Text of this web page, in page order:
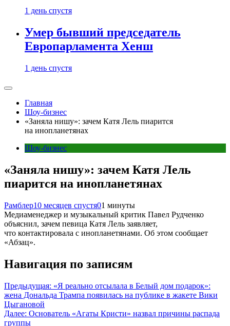
1 день спустя
Умер бывший председатель
Европарламента Хенш
1 день спустя
Главная
Шоу-бизнес
«Заняла нишу»: зачем Катя Лель пиарится
на инопланетянах
Шоу-бизнес
«Заняла нишу»: зачем Катя Лель
пиарится на инопланетянах
Рамблер10 месяцев спустя01 минуты
Медиаменеджер и музыкальный критик Павел Рудченко
объяснил, зачем певица Катя Лель заявляет,
что контактировала с инопланетянами. Об этом сообщает
«Абзац».
Навигация по записям
Предыдущая: «Я реально отсылала в Белый дом подарок»:
жена Дональда Трампа появилась на публике в жакете Вики
Цыгановой
Далее: Основатель «Агаты Кристи» назвал причины распада
группы